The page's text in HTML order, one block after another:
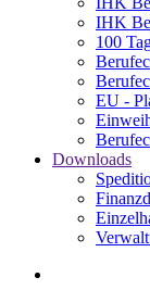
IHK
100
EU -
Downloads